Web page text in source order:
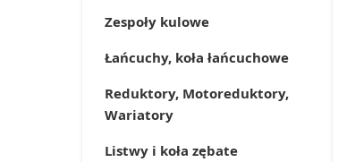
Zespoły kulowe
Łańcuchy, koła łańcuchowe
Reduktory, Motoreduktory,
Wariatory
Listwy i koła zębate